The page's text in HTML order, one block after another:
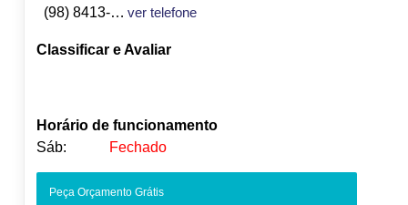
(98) 8413-6443
ver telefone
Classificar e Avaliar
Horário de funcionamento
Sáb:
Fechado
-
Peça Orçamento Grátis